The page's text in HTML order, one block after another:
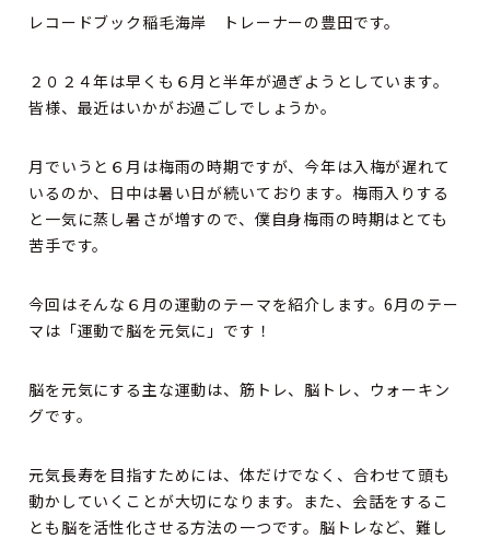
レコードブック稲毛海岸 トレーナーの豊田です。
２０２４年は早くも６月と半年が過ぎようとしています。
皆様、最近はいかがお過ごしでしょうか。
月でいうと６月は梅雨の時期ですが、今年は入梅が遅れて
いるのか、日中は暑い日が続いております。梅雨入りする
と一気に蒸し暑さが増すので、僕自身梅雨の時期はとても
苦手です。
今回はそんな６月の運動のテーマを紹介します。6月のテー
マは「運動で脳を元気に」です！
脳を元気にする主な運動は、筋トレ、脳トレ、ウォーキン
グです。
元気長寿を目指すためには、体だけでなく、合わせて頭も
動かしていくことが大切になります。また、会話をするこ
とも脳を活性化させる方法の一つです。脳トレなど、難し